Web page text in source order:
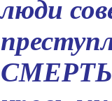
люди
СМЕРТЬ